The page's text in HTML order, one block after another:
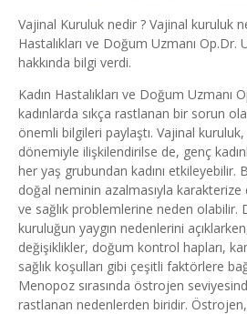
Vajinal Kuruluk nedir ? Vajinal kuruluk
Hastalıkları ve Doğum Uzmanı
hakkında bilgi verdi.
Kadın Hastalıkları ve Doğum Uzmanı
kadınlarda sıkça rastlanan bir sorun
önemli bilgileri paylaştı. Vajinal
dönemiyle ilişkilendirilse de, genç
her yaş grubundan kadını etkileyebilir.
doğal neminin azalmasıyla karakterize
ve sağlık problemlerine neden olabilir.
kuruluğun yaygın nedenlerini
değişiklikler, doğum kontrol hapları,
sağlık koşulları gibi çeşitli faktörlere
Menopoz sırasında östrojen
rastlanan nedenlerden biridir. Östrojen,